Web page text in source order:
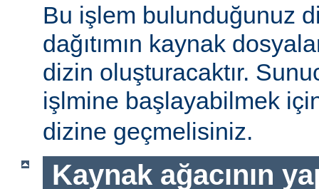
Bu işlem bulunduğunuz
dağıtımın kaynak
dizin oluşturacaktır.
işlmine başlayabilmek
dizine geçmelisiniz.
Kaynak ağacının